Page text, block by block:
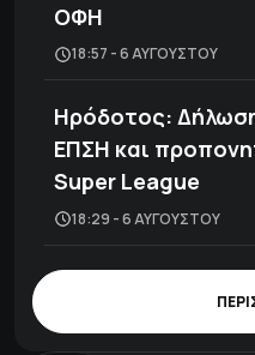
ΟΦΗ
18:57 - 6 ΑΥΓΟΎΣΤΟΥ
Ηρόδοτος:
ΕΠΣΗ και
Super League
18:29 - 6 ΑΥΓΟΎΣΤΟΥ